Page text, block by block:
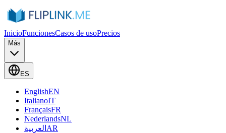
InicioFuncionesCasos de usoPrecios
Más
ES
EnglishEN
ItalianoIT
FrançaisFR
NederlandsNL
العربية AR